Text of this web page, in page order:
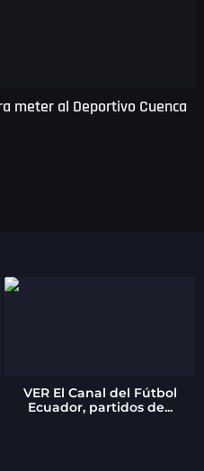
meter al Deportivo Cuenca
VER El Canal del Fútbol
Ecuador, partidos de...